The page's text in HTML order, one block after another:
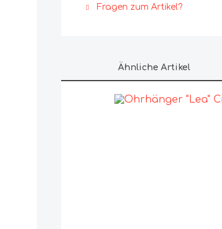
Fragen zum Artikel?
Ähnliche Artikel